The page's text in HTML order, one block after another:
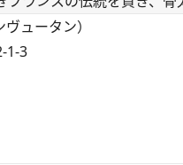
ュータン）
1-3